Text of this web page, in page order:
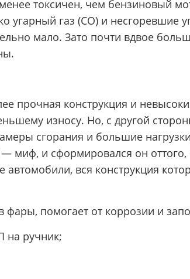
токсичен, чем бензиновый
угарный газ (СО) и несгоревшие
мало. Зато почти вдвое
прочная конструкция и
износу. Но, с другой
сгорания и большие
и сформировался он оттого,
вся конструкция
фары, помогает от коррозии и
на ручник;